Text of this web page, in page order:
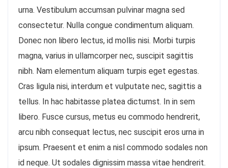
urna. Vestibulum accumsan pulvinar magna sed
consectetur. Nulla congue condimentum aliquam.
Donec non libero lectus, id mollis nisi. Morbi turpis
magna, varius in ullamcorper nec, suscipit sagittis
nibh. Nam elementum aliquam turpis eget egestas.
Cras ligula nisi, interdum et vulputate nec, sagittis a
tellus. In hac habitasse platea dictumst. In in sem
libero. Fusce cursus, metus eu commodo hendrerit,
arcu nibh consequat lectus, nec suscipit eros urna in
ipsum. Praesent et enim a nisl commodo sodales non
id neque. Ut sodales dignissim massa vitae hendrerit.